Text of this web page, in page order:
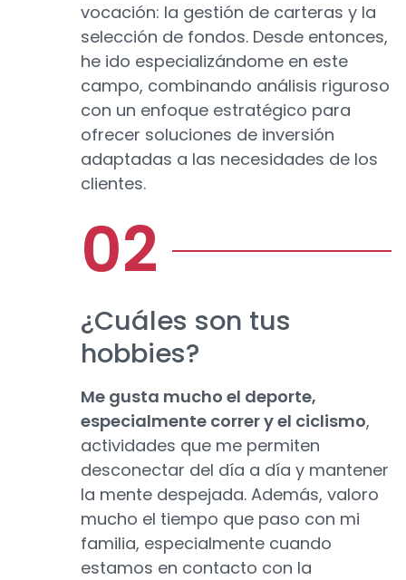
vocación: la gestión de carteras y la
selección de fondos. Desde entonces,
he ido especializándome en este
campo, combinando análisis riguroso
con un enfoque estratégico para
ofrecer soluciones de inversión
adaptadas a las necesidades de los
clientes.
¿Cuáles son tus
hobbies?
Me gusta mucho el deporte,
especialmente correr y el ciclismo,
actividades que me permiten
desconectar del día a día y mantener
la mente despejada. Además, valoro
mucho el tiempo que paso con mi
familia, especialmente cuando
estamos en contacto con la